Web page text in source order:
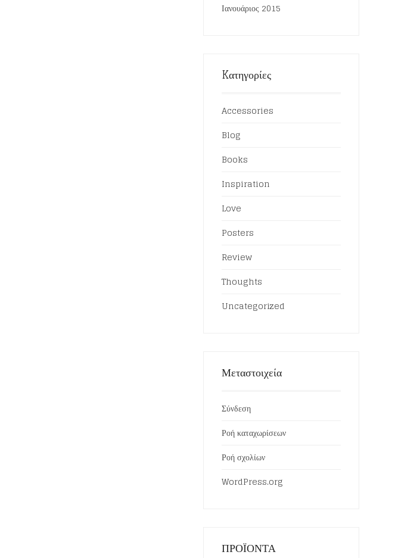
Ιανουάριος 2015
Kατηγορίες
Accessories
Blog
Books
Inspiration
Love
Posters
Review
Thoughts
Uncategorized
Μεταστοιχεία
Σύνδεση
Ροή καταχωρίσεων
Ροή σχολίων
WordPress.org
ΠΡΟΪΟΝΤΑ